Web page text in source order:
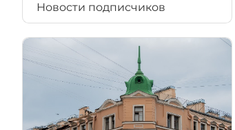
Новости подписчиков